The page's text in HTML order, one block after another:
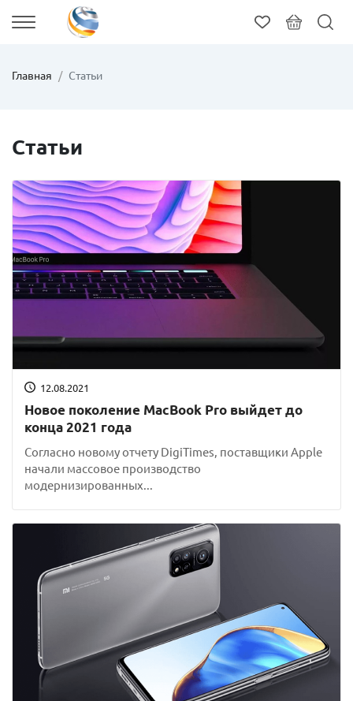
Главная Статьи
Статьи
12.08.2021
Новое поколение MacBook Pro выйдет до
конца 2021 года
Согласно новому отчету DigiTimes, поставщики Apple
начали массовое производство
модернизированных...